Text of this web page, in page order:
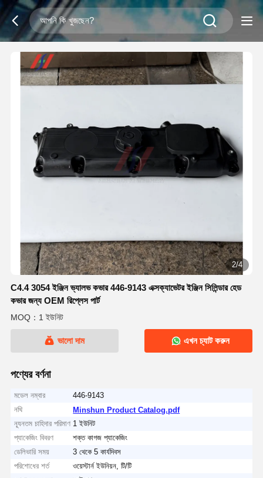
2/4
C4.4 3054 ইঞ্জিন ভ্যালভ কভার 446-9143 এক্সক্যাভেটর ইঞ্জিন সিলিন্ডার হেড
কভার জন্য OEM রিপ্লেস পার্ট
MOQ：1 ইউনিট
ভালো দাম এখন চ্যাট করুন
পণ্যের বর্ণনা
মডেল নম্বার
446-9143
নথি
Minshun Product Catalog.pdf
ন্যূনতম চাহিদার পরিমাণ 1 ইউনিট
প্যাকেজিং বিবরণ
শক্ত কাগজ প্যাকেজিং
ডেলিভারি সময়
3 থেকে 5 কার্যদিবস
পরিশোধের শর্ত
ওয়েস্টার্ন ইউনিয়ন, টি/টি